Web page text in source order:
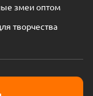
змеи оптом
творчества